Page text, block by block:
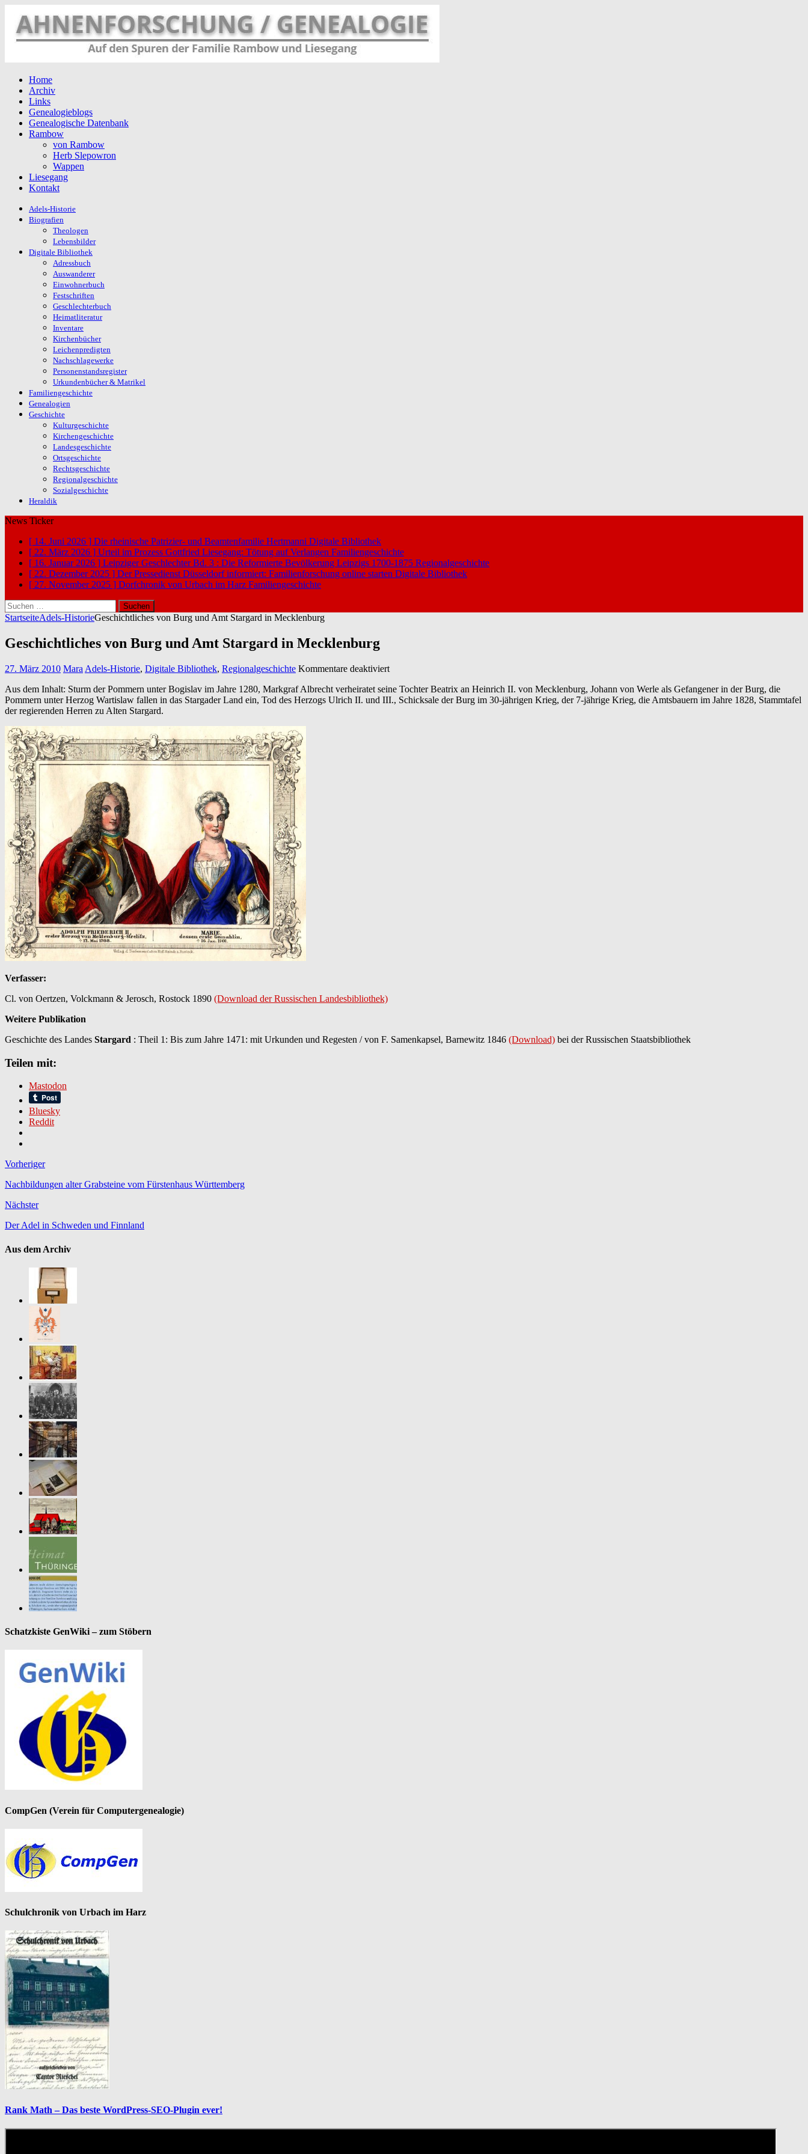
Home
Archiv
Links
Genealogieblogs
Genealogische Datenbank
Rambow
von Rambow
Herb Slepowron
Wappen
Liesegang
Kontakt
Adels-Historie
Biografien
Theologen
Lebensbilder
Digitale Bibliothek
Adressbuch
Auswanderer
Einwohnerbuch
Festschriften
Geschlechterbuch
Heimatliteratur
Inventare
Kirchenbücher
Leichenpredigten
Nachschlagewerke
Personenstandsregister
Urkundenbücher & Matrikel
Familiengeschichte
Genealogien
Geschichte
Kulturgeschichte
Kirchengeschichte
Landesgeschichte
Ortsgeschichte
Rechtsgeschichte
Regionalgeschichte
Sozialgeschichte
Heraldik
News Ticker
[ 14. Juni 2026 ] Die rheinische Patrizier- und Beamtenfamilie Hertmanni Digitale Bibliothek
[ 22. März 2026 ] Urteil im Prozess Gottfried Liesegang: Tötung auf Verlangen Familiengeschichte
[ 16. Januar 2026 ] Leipziger Geschlechter Bd. 3 : Die Reformierte Bevölkerung Leipzigs 1700-1875 Regionalgeschichte
[ 22. Dezember 2025 ] Der Pressedienst Düsseldorf informiert: Familienforschung online starten Digitale Bibliothek
[ 27. November 2025 ] Dorfchronik von Urbach im Harz Familiengeschichte
Suchen
nach:
StartseiteAdels-HistorieGeschichtliches von Burg und Amt Stargard in Mecklenburg
Geschichtliches von Burg und Amt Stargard in Mecklenburg
27. März 2010 Mara Adels-Historie, Digitale Bibliothek, Regionalgeschichte Kommentare deaktiviertfür
von
Burg
Aus dem Inhalt: Sturm der Pommern unter Bogislav im Jahre 1280, Markgraf Albrecht verheiratet seine Tochter Beatrix an Heinrich II. von Mecklenburg, Johann von Werle als Gefangener in der Burg, die
Pommern unter Herzog Wartislaw fallen in das Stargader Land ein, Tod des Herzogs Ulrich II. und III., Schicksale der Burg im 30-jährigen Krieg, der 7-jährige Krieg, die Amtsbauern im Jahre 1828, Stammtafel
der regierenden Herren zu Alten Stargard.
Verfasser:
Cl. von Oertzen, Volckmann & Jerosch, Rostock 1890 (Download der Russischen Landesbibliothek)
Weitere Publikation
Geschichte des Landes Stargard : Theil 1: Bis zum Jahre 1471: mit Urkunden und Regesten / von F. Samenkapsel, Barnewitz 1846 (Download) bei der Russischen Staatsbibliothek
Teilen mit:
Mastodon
Bluesky
Reddit
Vorheriger
Nachbildungen alter Grabsteine vom Fürstenhaus Württemberg
Nächster
Der Adel in Schweden und Finnland
Aus dem Archiv
Schatzkiste GenWiki – zum Stöbern
CompGen (Verein für Computergenealogie)
Schulchronik von Urbach im Harz
Rank Math – Das beste WordPress-SEO-Plugin ever!